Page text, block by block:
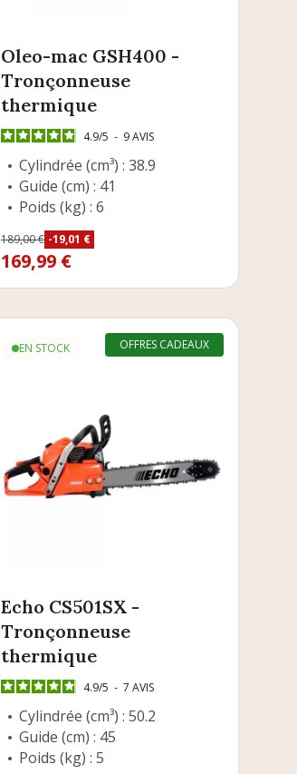
Oleo-mac GSH400 -
Tronçonneuse
thermique
4.9/5 - 9AVIS
Cylindrée (cm³) : 38.9
Guide (cm) : 41
Poids (kg) : 6
Prix de base
189,00 € -19,01 €
Prix
169,99 €
EN STOCK OFFRES CADEAUX
Echo CS501SX -
Tronçonneuse
thermique
4.9/5 - 7 AVIS
Cylindrée (cm³) : 50.2
Guide (cm) : 45
Poids (kg) : 5